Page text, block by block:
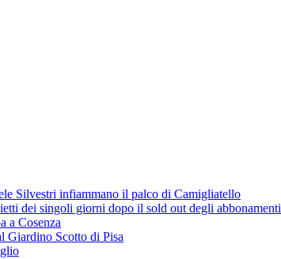
Silvestri infiammano il palco di Camigliatello
dei singoli giorni dopo il sold out degli abbonamenti
a Cosenza
Giardino Scotto di Pisa